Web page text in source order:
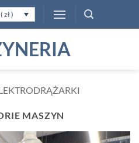
zł )
MASZYN